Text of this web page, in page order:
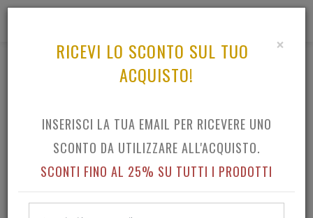
GIOIELLI ORECCHINI
TUTTO IL CATALOGO GIOIELLI ORECCHINI
×
RICEVI LO SCONTO SUL TUO
ACQUISTO!
INSERISCI LA TUA EMAIL PER RICEVERE UNO
SCONTO DA UTILIZZARE ALL'ACQUISTO.
SCONTI FINO AL 25% SU TUTTI I PRODOTTI